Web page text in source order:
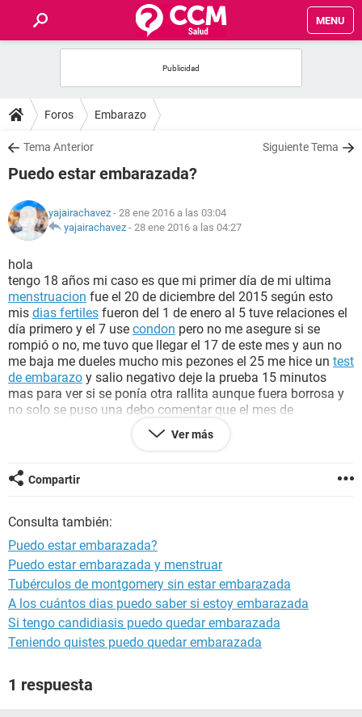
MENU
FOROS
SALUD
NUTRICIÓN
BIENESTAR
SEXUALIDAD
GLOSARIO
Foros Embarazo
Tema Anterior Siguiente Tema
Puedo estar embarazada?
yajairachavez - 28 ene 2016 a las 03:04
yajairachavez - 28 ene 2016 a las 04:27
hola
tengo 18 años mi caso es que mi primer día de mi ultima
menstruacion fue el 20 de diciembre del 2015 según esto
mis dias fertiles fueron del 1 de enero al 5 tuve relaciones el
día primero y el 7 use condon pero no me asegure si se
rompió o no, me tuvo que llegar el 17 de este mes y aun no
me baja me dueles mucho mis pezones el 25 me hice un test
de embarazo y salio negativo deje la prueba 15 minutos
mas para ver si se ponía otra rallita aunque fuera borrosa y
no solo se puso una debo comentar que el mes de
noviembre tampoco me llego mi regla y fui al
quiste
y me dio tratamiento y no me
puedoestar embarazada
ayuda por favor
Ver más
Compartir
Consulta también:
Puedo estar embarazada?
Puedo estar embarazada y menstruar
Tubérculos de montgomery sin estar embarazada
A los cuántos dias puedo saber si estoy embarazada
Si tengo candidiasis puedo quedar embarazada
Teniendo quistes puedo quedar embarazada
1 respuesta